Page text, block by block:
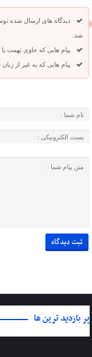
دیدگاه های ارسال شده
شد.
پیام هایی که حاوی تهمت
پیام هایی که به غیر از
پر بازدید ترین ها